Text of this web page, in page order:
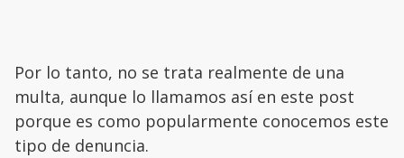
Por lo tanto, no se trata realmente de una
multa, aunque lo llamamos así en este post
porque es como popularmente conocemos este
tipo de denuncia.